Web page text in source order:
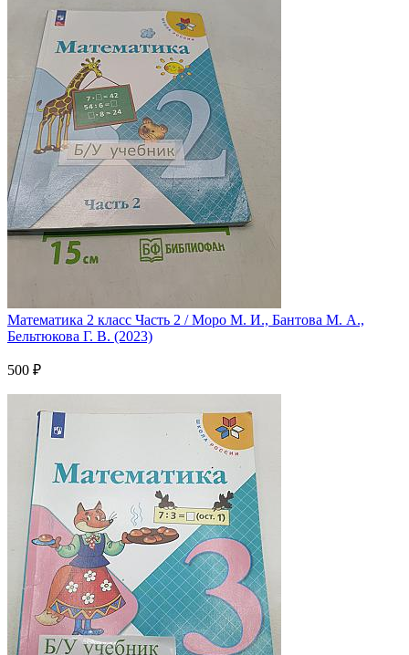
Математика 2 класс Часть 2 / Моро М. И., Бантова М. А.,
Бельтюкова Г. В. (2023)
500 ₽